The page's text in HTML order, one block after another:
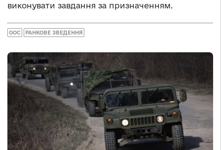
виконувати завдання за призначенням.
ООС РАНКОВЕ ЗВЕДЕННЯ